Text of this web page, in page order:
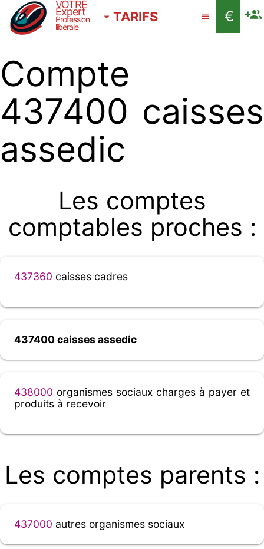
VOTRE
Expert
Profession
libérale
TARIFS €
Compte
437400 caisses
assedic
Les comptes
comptables proches :
437360 caisses cadres
437400 caisses assedic
438000 organismes sociaux charges à payer et
produits à recevoir
Les comptes parents :
437000 autres organismes sociaux